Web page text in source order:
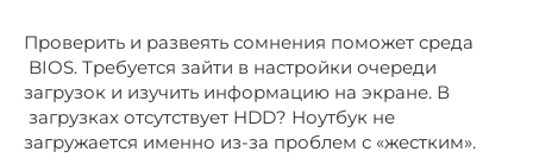
Проверить и развеять сомнения поможет среда
BIOS. Требуется зайти в настройки очереди
загрузок и изучить информацию на экране. В
загрузках отсутствует HDD? Ноутбук не
загружается именно из-за проблем с «жестким».